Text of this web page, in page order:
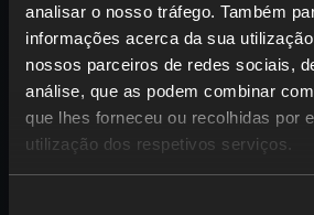
analisar o nosso tráfego. Também
informações acerca da sua
nossos parceiros de redes sociais,
análise, que as podem combinar
que lhes forneceu ou recolhidas por
utilização dos respetivos serviços.
F4.
/give: Dá a ti ou a outro
à tua escolha, p. ex.
akable:1b}
.
/weather